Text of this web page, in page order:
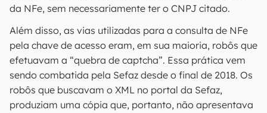
da NFe, sem necessariamente ter o CNPJ citado.
Além disso, as vias utilizadas para a consulta de NFe
pela chave de acesso eram, em sua maioria, robôs que
efetuavam a “quebra de captcha”. Essa prática vem
sendo combatida pela Sefaz desde o final de 2018. Os
robôs que buscavam o XML no portal da Sefaz,
produziam uma cópia que, portanto, não apresentava